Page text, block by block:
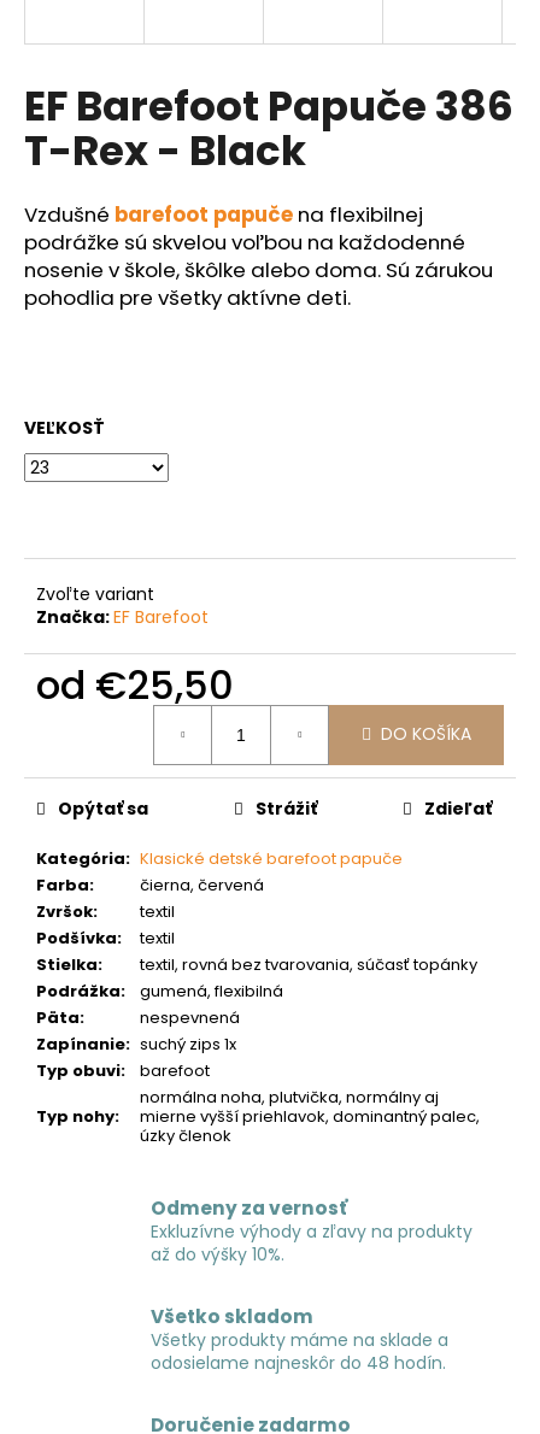
EF Barefoot Papuče 386
T-Rex - Black
Vzdušné barefoot papuče na flexibilnej
podrážke sú skvelou voľbou na každodenné
nosenie v škole, škôlke alebo doma. Sú zárukou
pohodlia pre všetky aktívne deti.
VEĽKOSŤ
Zvoľte variant
Značka:EF Barefoot
od €25,50
DO KOŠÍKA
Kategória: Klasické detské barefoot papuče
Farba:
čierna, červená
Zvršok:
textil
Podšívka:
textil
Stielka:
textil, rovná bez tvarovania, súčasť topánky
Podrážka:
gumená, flexibilná
Päta:
nespevnená
Zapínanie: suchý zips 1x
Typ obuvi:
barefoot
Typ nohy:
normálna noha, plutvička, normálny aj
mierne vyšší priehlavok, dominantný palec,
úzky členok
Opýtať sa Strážiť Zdieľať
Odmeny za vernosť
Exkluzívne výhody a zľavy na produkty
až do výšky 10%.
Všetko skladom
Všetky produkty máme na sklade a
odosielame najneskôr do 48 hodín.
Doručenie zadarmo
s
ť
?
HĽADAŤ
p
o
r
a
m
e